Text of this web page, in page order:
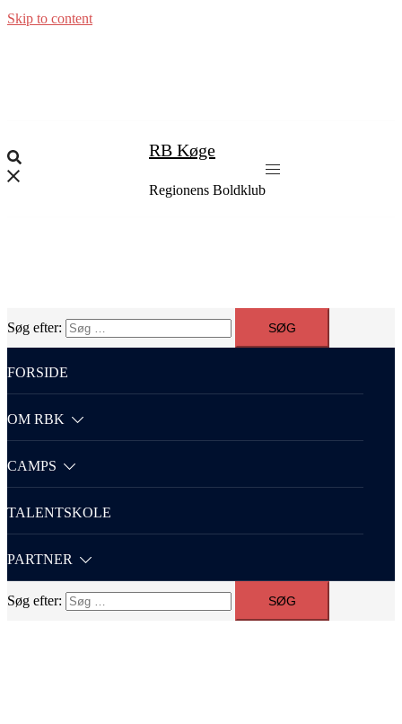
Skip to content
RB Køge
Regionens Boldklub
Søg efter:
FORSIDE
OM RBK
CAMPS
TALENTSKOLE
PARTNER
Søg efter: